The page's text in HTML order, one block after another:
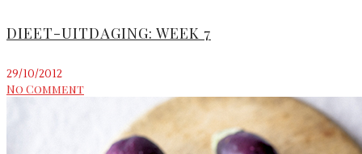
DIEET-UITDAGING: WEEK 7
29/10/2012
No Comment